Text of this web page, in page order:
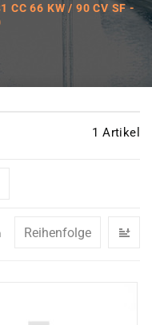
CC 66 KW / 90 CV SF -
1 Artikel